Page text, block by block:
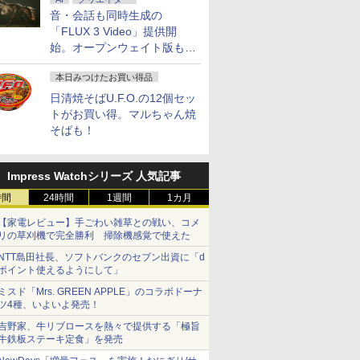
音・会話も同時生成の
「FLUX 3 Video」提供開
始。オープンウェイト版も計
画
本日みつけたお買い得品
日清焼そばU.F.O.の12個セッ
トがお買い得。マルちゃん焼
そばも！
Impress Watchシリーズ 人気記事
24時間 1週間 1カ月
家電レビュー】手ごわい雑草との戦い、コメ
の草刈機で完全勝利 掃除機感覚で使えた
島田社長、ソフトバンクのセブン出資に「d
イント使えるようにして」
スド「Mrs. GREEN APPLE」のコラボドーナ
4種、いよいよ発売！
野家、牛リブロースを熱々で提供する「極旨
鉄板ステーキ定食」を発売